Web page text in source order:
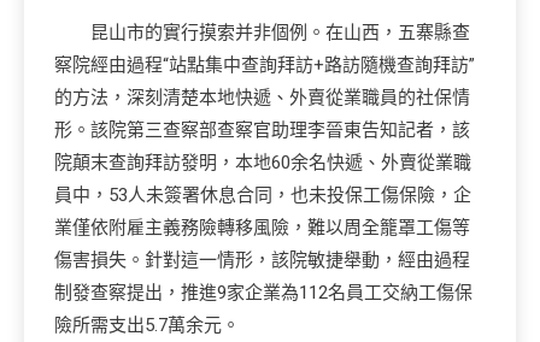
昆山市的實行摸索并非個例。在山西，五寨縣查
察院經由過程“站點集中查詢拜訪+路訪隨機查詢拜訪”
的方法，深刻清楚本地快遞、外賣從業職員的社保情
形。該院第三查察部查察官助理李晉東告知記者，該
院顛末查詢拜訪發明，本地60余名快遞、外賣從業職
員中，53人未簽署休息合同，也未投保工傷保險，企
業僅依附雇主義務險轉移風險，難以周全籠罩工傷等
傷害損失。針對這一情形，該院敏捷舉動，經由過程
制發查察提出，推進9家企業為112名員工交納工傷保
險所需支出5.7萬余元。